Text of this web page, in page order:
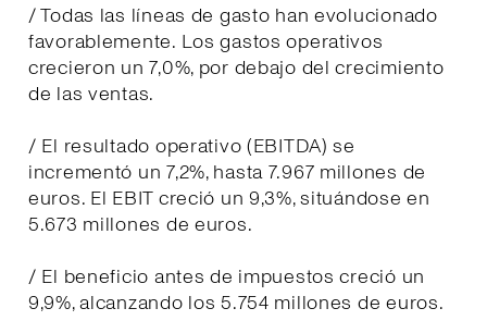
/ Todas las líneas de gasto han evolucionado
favorablemente. Los gastos operativos
crecieron un 7,0%, por debajo del crecimiento
de las ventas.
/ El resultado operativo (EBITDA) se
incrementó un 7,2%, hasta 7.967 millones de
euros. El EBIT creció un 9,3%, situándose en
5.673 millones de euros.
/ El beneficio antes de impuestos creció un
9,9%, alcanzando los 5.754 millones de euros.